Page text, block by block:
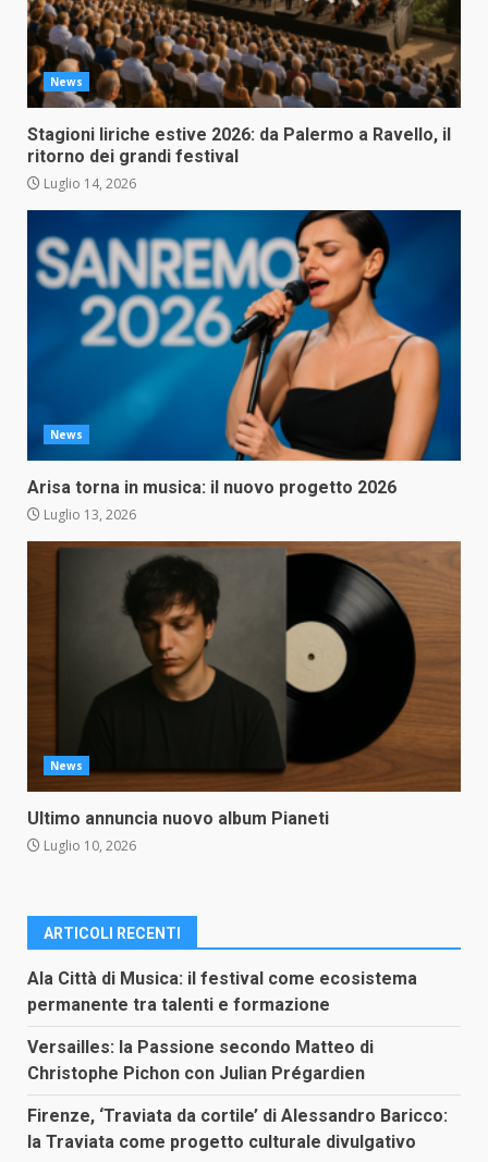
News
Stagioni liriche estive 2026: da Palermo a Ravello, il
ritorno dei grandi festival
Luglio 14, 2026
News
Arisa torna in musica: il nuovo progetto 2026
Luglio 13, 2026
News
Ultimo annuncia nuovo album Pianeti
Luglio 10, 2026
ARTICOLI RECENTI
Ala Città di Musica: il festival come ecosistema
permanente tra talenti e formazione
Versailles: la Passione secondo Matteo di
Christophe Pichon con Julian Prégardien
Firenze, ‘Traviata da cortile’ di Alessandro Baricco:
la Traviata come progetto culturale divulgativo